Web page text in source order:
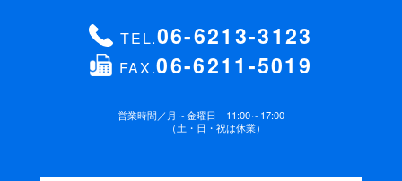
TEL.06-6213-3123
FAX.06-6211-5019
営業時間／月～金曜日 11:00～17:00
（土・日・祝は休業）